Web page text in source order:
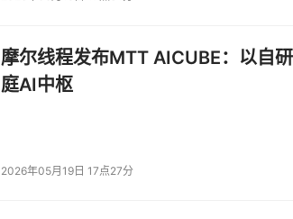
摩尔线程发布MTT AICUBE：以自
庭AI中枢
2026年05月19日 17点27分